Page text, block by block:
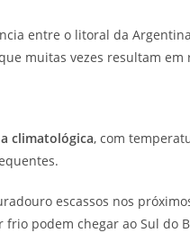
entre o litoral da
muitas vezes resultam em
climatológica, com
escassos nos
podem chegar ao Sul do